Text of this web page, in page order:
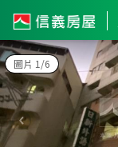
圖片 1/6